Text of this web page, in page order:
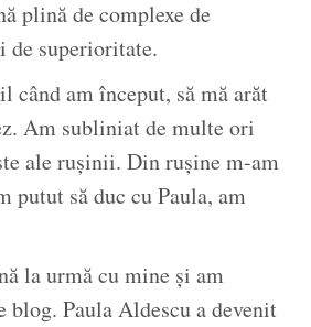
plină de complexe de
de superioritate.
am început, să mă arăt
Am subliniat de multe ori
ale rușinii. Din rușine m-am
putut să duc cu Paula, am
la urmă cu mine și am
blog. Paula Aldescu a devenit